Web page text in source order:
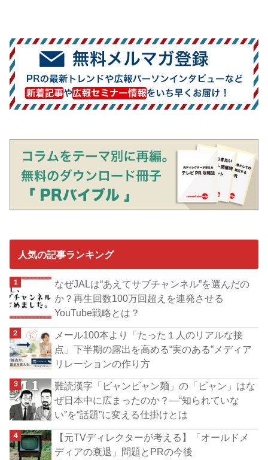
人気の記事ランキング
なぜJALは“あえてサブチャンネル”を選んだの
か？再生回数100万回超えを連発させる
YouTube戦略とは？
メール100本より「たった１人のリアルな接
点」下半期の露出を高める“実のある”メディア
リレーションの作り方
難読漢字「ビャンビャン麺」の「ビャン」はな
ぜ日本中に広まったのか？―“知られていな
い”を“話題”に変える仕掛けとは
【元TVディレクターが考える】「オールドメ
ディアの衰退」問題とPRの今後